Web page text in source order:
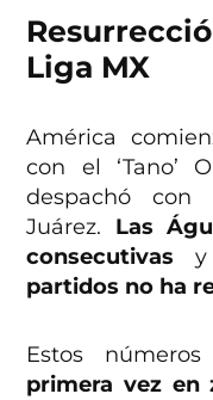
Liga MX
América
con el ‘Tano’
despachó
Juárez. Las
consecutivas y
partidos no ha
Estos
primera vez en